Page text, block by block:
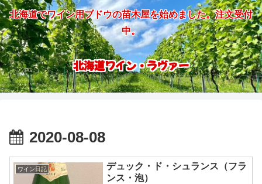
北海道でワイン用ブドウの苗木屋を始めました。注文受付
中。
北海道ワイン・ラヴァー
2020-08-08
ワイン日記
デュック・ド・シュランス（フラ
ンス・泡）